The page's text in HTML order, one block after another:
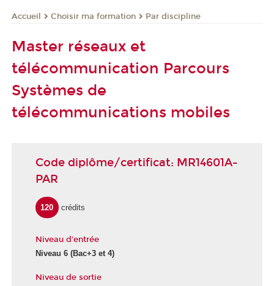
Accueil Choisir ma formation Par discipline
Master réseaux et
télécommunication Parcours
Systèmes de
télécommunications mobiles
Code diplôme/certificat: MR14601A-
PAR
120 crédits
Niveau d'entrée
Niveau 6 (Bac+3 et 4)
Niveau de sortie